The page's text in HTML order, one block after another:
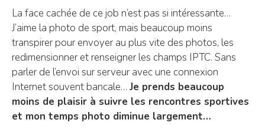
La face cachée de ce job n’est pas si intéressante…
J’aime la photo de sport, mais beaucoup moins
transpirer pour envoyer au plus vite des photos, les
redimensionner et renseigner les champs IPTC. Sans
parler de l’envoi sur serveur avec une connexion
Internet souvent bancale… Je prends beaucoup
moins de plaisir à suivre les rencontres sportives
et mon temps photo diminue largement…